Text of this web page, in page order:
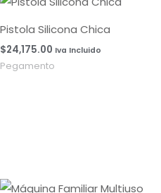
Pistola Silicona Chica
$24,175.00 Iva Incluido
Pegamento